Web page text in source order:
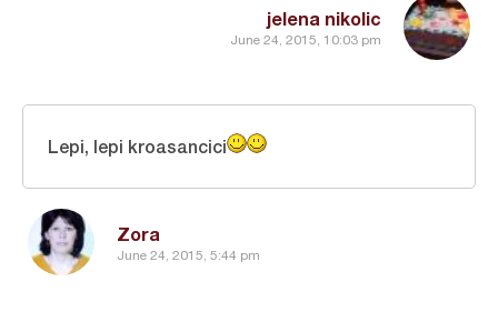
jelena nikolic
June 24, 2015, 10:03 pm
Zora
June 24, 2015, 5:44 pm
Lepi, lepi kroasancici